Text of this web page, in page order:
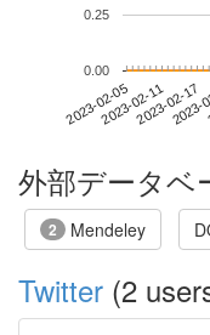
2023-02-052023-02-112023-02-17
0.00
0.25
外部データベ
2 Mendeley
Twitter (2